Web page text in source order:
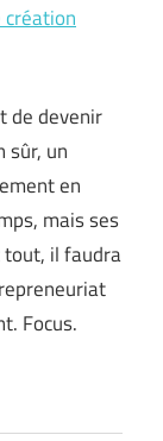
de devenir
sûr, un
en
mais ses
il faudra
Focus.